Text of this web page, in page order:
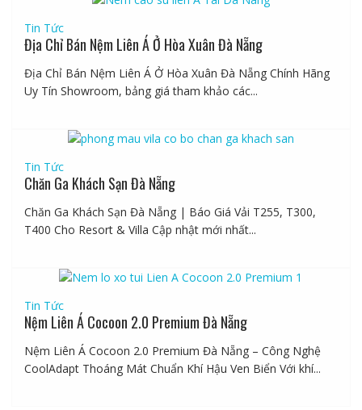
Tin Tức
Địa Chỉ Bán Nệm Liên Á Ở Hòa Xuân Đà Nẵng
Địa Chỉ Bán Nệm Liên Á Ở Hòa Xuân Đà Nẵng Chính Hãng
Uy Tín Showroom, bảng giá tham khảo các...
Tin Tức
Chăn Ga Khách Sạn Đà Nẵng
Chăn Ga Khách Sạn Đà Nẵng | Báo Giá Vải T255, T300,
T400 Cho Resort & Villa Cập nhật mới nhất...
Tin Tức
Nệm Liên Á Cocoon 2.0 Premium Đà Nẵng
Nệm Liên Á Cocoon 2.0 Premium Đà Nẵng – Công Nghệ
CoolAdapt Thoáng Mát Chuẩn Khí Hậu Ven Biển Với khí...